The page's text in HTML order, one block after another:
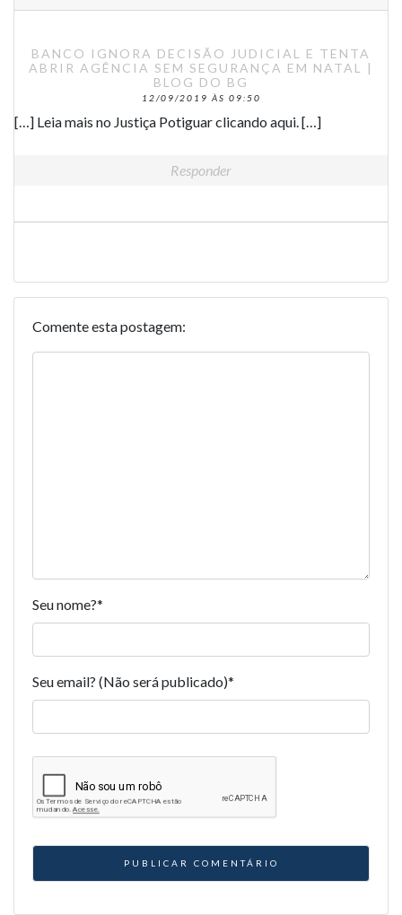
BANCO IGNORA DECISÃO JUDICIAL E TENTA
ABRIR AGÊNCIA SEM SEGURANÇA EM NATAL |
BLOG DO BG
12/09/2019 ÀS 09:50
[…] Leia mais no Justiça Potiguar clicando aqui. […]
Responder
Comente esta postagem:
Seu nome?*
Seu email? (Não será publicado)*